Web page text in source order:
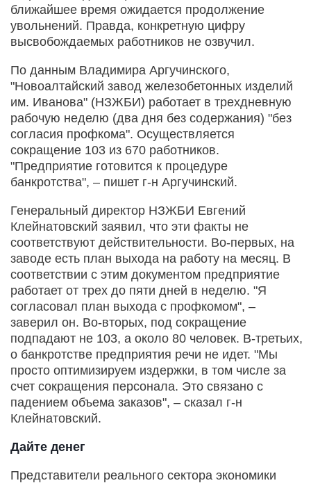
ближайшее время ожидается продолжение
увольнений. Правда, конкретную цифру
высвобождаемых работников не озвучил.
По данным Владимира Аргучинского,
"Новоалтайский завод железобетонных изделий
им. Иванова" (НЗЖБИ) работает в трехдневную
рабочую неделю (два дня без содержания) "без
согласия профкома". Осуществляется
сокращение 103 из 670 работников.
"Предприятие готовится к процедуре
банкротства", – пишет г-н Аргучинский.
Генеральный директор НЗЖБИ Евгений
Клейнатовский заявил, что эти факты не
соответствуют действительности. Во-первых, на
заводе есть план выхода на работу на месяц. В
соответствии с этим документом предприятие
работает от трех до пяти дней в неделю. "Я
согласовал план выхода с профкомом", –
заверил он. Во-вторых, под сокращение
подпадают не 103, а около 80 человек. В-третьих,
о банкротстве предприятия речи не идет. "Мы
просто оптимизируем издержки, в том числе за
счет сокращения персонала. Это связано с
падением объема заказов", – сказал г-н
Клейнатовский.
Дайте денег
Представители реального сектора экономики